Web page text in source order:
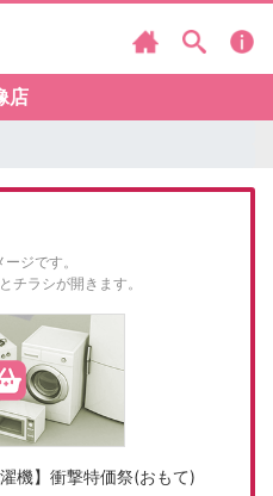
店
ジです。
チラシが開きます。
機】衝撃特価祭(おもて)